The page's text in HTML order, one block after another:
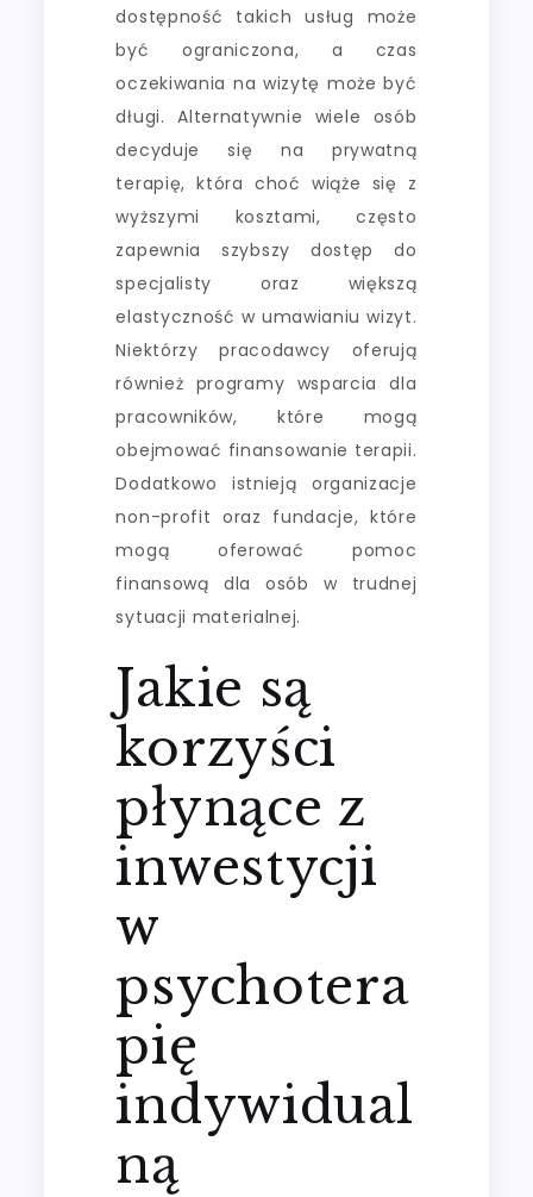
dostępność takich usług może
być ograniczona, a czas
oczekiwania na wizytę może być
długi. Alternatywnie wiele osób
decyduje się na prywatną
terapię, która choć wiąże się z
wyższymi kosztami, często
zapewnia szybszy dostęp do
specjalisty oraz większą
elastyczność w umawianiu wizyt.
Niektórzy pracodawcy oferują
również programy wsparcia dla
pracowników, które mogą
obejmować finansowanie terapii.
Dodatkowo istnieją organizacje
non-profit oraz fundacje, które
mogą oferować pomoc
finansową dla osób w trudnej
sytuacji materialnej.
Jakie są
korzyści
płynące z
inwestycji
w
psychotera
pię
indywidual
ną